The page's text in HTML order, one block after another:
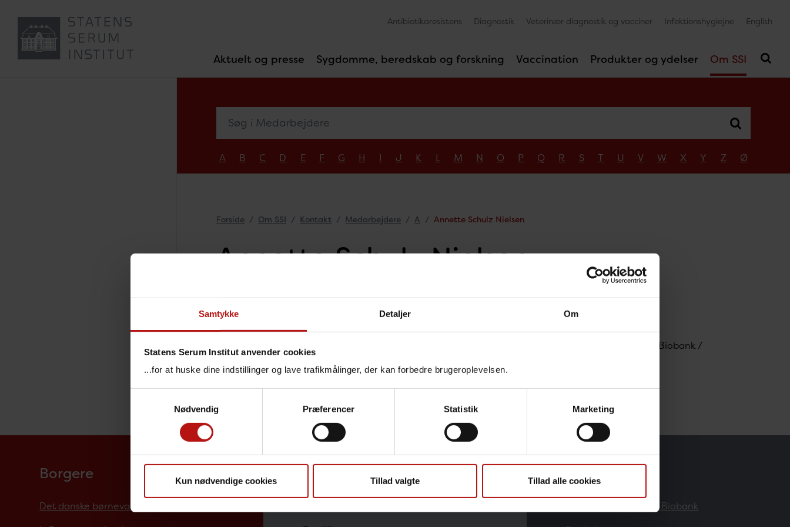
Samtykke Detaljer Om
Statens Serum Institut anvender cookies
...for at huske dine indstillinger og lave trafikmålinger, der kan forbedre brugeroplevelsen.
Nødvendig
Præferencer Statistik Marketing
Kun nødvendige cookies Tillad valgte Tillad alle cookies
Aktuelt og presse Sygdomme, beredskab og forskning Vaccination Produkter og ydelser Om SSI
Antibiotikaresistens Diagnostik Veterinær diagnostik og vacciner Infektionshygiejne English
A B C D E F G H I J K L M N O P Q R S T U V W X Y Z Ø
Forside Om SSI Kontakt Medarbejdere A Annette Schulz Nielsen
Annette Schulz Nielsen
Kontakt
Annette Schulz Nielsen, Laborant, Danmarks Nationale Biobank /
T. 32685165 @. thu@ssi.dk
Borgere
Det danske børnevaccinationsprogram
Sundhedsfaglige Forskere
Danmarks Nationale Biobank